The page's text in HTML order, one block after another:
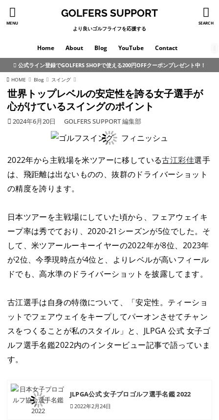
MENU SEARCH
GOLFERS SUPPORT
より良いゴルフライフを応援する
Home About Blog YouTube Contact
公式ライン登録でGOLFERS SHOPで使える200円OFFクーポンプレゼント中！
HOME Blog スイング
世界トップレベルの安定性を誇る女子選手が
心がけているスイングのポイント
2024年6月20日 GOLFERS SUPPORT 編集部
2022年から主戦場を米ツアーに移している古江彩佳選手
は、飛距離は出ないものの、抜群のドライバーショット
の精度を誇ります。
日本ツアーを主戦場にしていた頃から、フェアウェイキ
ープ率は秀でており、2020-21シーズンが5位でした。そ
して、米ツアールーキーイヤーの2022年が8位、2023年
が2位、今季現時点が4位と、よりレベルが高いフィール
ドでも、高水準のドライバーショットを披露してます。
古江選手は自身の特徴について、「安定性。ティーショ
ットでフェアウェイをキープしてパーオンさせてチャン
スをつくることが私のスタイル」と、JLPGA 公式 女子ゴ
ルフ選手名鑑2022内のインタービュー記事で語っていま
す。
JLPGA公式 女子プロゴルフ選手名鑑 2022
2022年2月24日